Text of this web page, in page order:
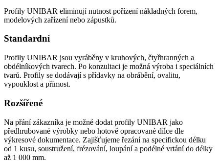
Profily UNIBAR eliminují nutnost pořízení nákladných forem,
modelových zařízení nebo zápustků.
Standardní
Profily UNIBAR jsou vyráběny v kruhových, čtyřhranných a
obdélníkových tvarech. Po konzultaci je možná výroba i speciálních
tvarů. Profily se dodávají s přídavky na obrábění, ovalitu,
vypouklost a přímost.
Rozšířené
Na přání zákazníka je možné dodat profily UNIBAR jako
předhrubované výrobky nebo hotově opracované dílce dle
výkresové dokumentace. Zajišťujeme řezání na specifickou délku
od 1 kusu, soustružení, frézování, loupání a podélné vrtání do délky
až 1 000 mm.